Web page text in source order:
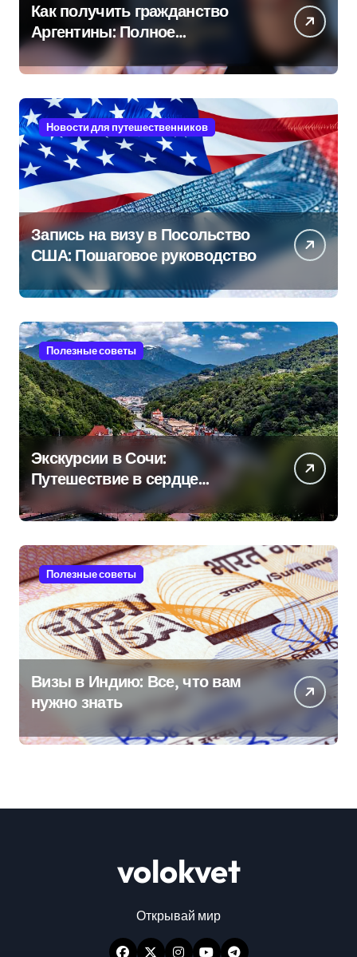
Как получить гражданство
Аргентины: Полное
руководство
Новости для путешественников
Запись на визу в Посольство
США: Пошаговое руководство
Полезные советы
Экскурсии в Сочи:
Путешествие в сердце
Черноморского курорта
Полезные советы
Визы в Индию: Все, что вам
нужно знать
volokvet
Открывай мир